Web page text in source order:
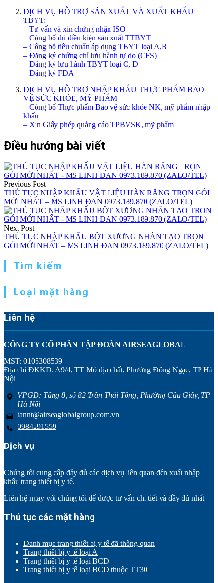
DỊCH VỤ HỖ TRỢ SẢN XUẤT VÀ XUẤT KHẨU
TBYT:
– Tư vấn và xin chứng nhận ISO
– Công bố đủ điều kiện sản xuất TTBYT
– Công bố tiêu chuẩn áp dụng TBYT loại A,B
– Đăng ký chứng chỉ lưu hành tự do (CFS)
– Đăng ký lưu hành TBYT loại C, D
– Đăng ký FDA
DỊCH VỤ HỖ TRỢ NHẬP KHẨU THỰC PHẨM BẢO
VỆ SỨC KHỎE, MỸ PHẨM
– Công bố Thực phẩm Bảo vệ sức khỏe NK, mỹ phẩm nhập
khẩu
– Xin Giấy phép quảng cáo TPBVSK, mỹ phẩm
Điều hướng bài viết
Previous Post
THỦ TỤC NHẬP KHẨU VẬT LIỆU HÀN RĂNG TRỌN GÓI
MỚI NHẤT – MS LINH ĐAN 0973.189.870 (ZALO/TEL)
Next Post
THỦ TỤC NHẬP KHẨU BỘT XƯƠNG NHÂN TẠO TRỌN
GÓI MỚI NHẤT – MS LINH ĐAN 0973.189.870 (ZALO/TEL)
Tìm kiếm
Loại mặt hàng
Liên hệ
CÔNG TY CỔ PHẦN TẬP ĐOÀN AIRSEAGLOBAL
MST: 0105308539
Địa chỉ ĐKKD: A9/4, TT Mỏ địa chất, Phường Đông Ngạc, TP Hà
Nội
VPGD: Tầng 8, số 82 Trần Thái Tông, Phường Cầu Giấy, TP
Hà Nội
tannt@airseaglobalgroup.com.vn
0984291559
Dịch vụ
Chúng tôi cung cấp đầy đủ các dịch vụ liên quan đến xuất nhập
khẩu trang thiết bị y tế.
Liên hệ ngay với chúng tôi để được tư vấn chi tiết và đầy đủ nhất
Thủ tục các mặt hàng
Danh mục trang thiết bị y tế đã thông quan
Trang thiết bị y tế loại A
Trang thiết bị y tế loại BCD
Trang thiết bị y tế loại BCD thuộc TT30